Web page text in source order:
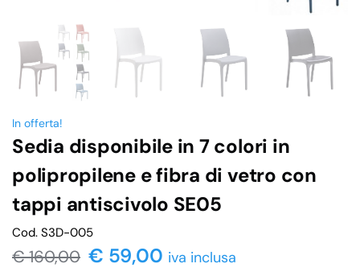
In offerta!
Sedia disponibile in 7 colori in
polipropilene e fibra di vetro con
tappi antiscivolo SE05
Cod. S3D-005
€160,00 € 59,00 iva inclusa